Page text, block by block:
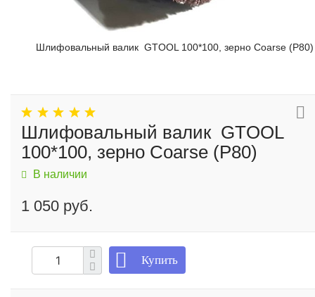
Шлифовальный валик GTOOL 100*100, зерно Сoarse (P80)
Шлифовальный валик GTOOL
100*100, зерно Сoarse (P80)
В наличии
1 050 руб.
Купить